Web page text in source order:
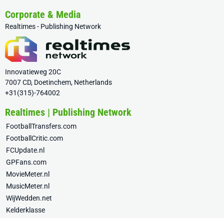
Corporate & Media
Realtimes - Publishing Network
Innovatieweg 20C
7007 CD, Doetinchem, Netherlands
+31(315)-764002
Realtimes | Publishing Network
FootballTransfers.com
FootballCritic.com
FCUpdate.nl
GPFans.com
MovieMeter.nl
MusicMeter.nl
WijWedden.net
Kelderklasse